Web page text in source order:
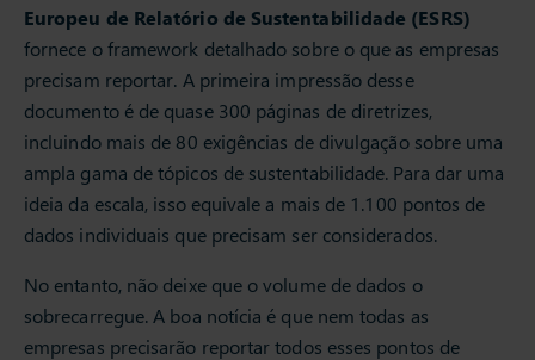
Europeu de Relatório de Sustentabilidade (ESRS)
fornece o framework detalhado sobre o que as empresas
precisam reportar. A primeira impressão desse
documento é de quase 300 páginas de diretrizes,
incluindo mais de 80 exigências de divulgação sobre uma
ampla gama de tópicos de sustentabilidade. Para dar uma
ideia da escala, isso equivale a mais de 1.100 pontos de
dados individuais que precisam ser considerados.
No entanto, não deixe que o volume de dados o
sobrecarregue. A boa notícia é que nem todas as
empresas precisarão reportar todos esses pontos de